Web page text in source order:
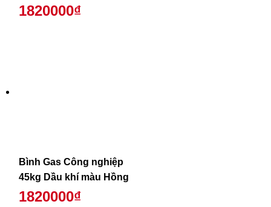
1820000₫
Bình Gas Công nghiệp
45kg Dầu khí màu Hồng
1820000₫